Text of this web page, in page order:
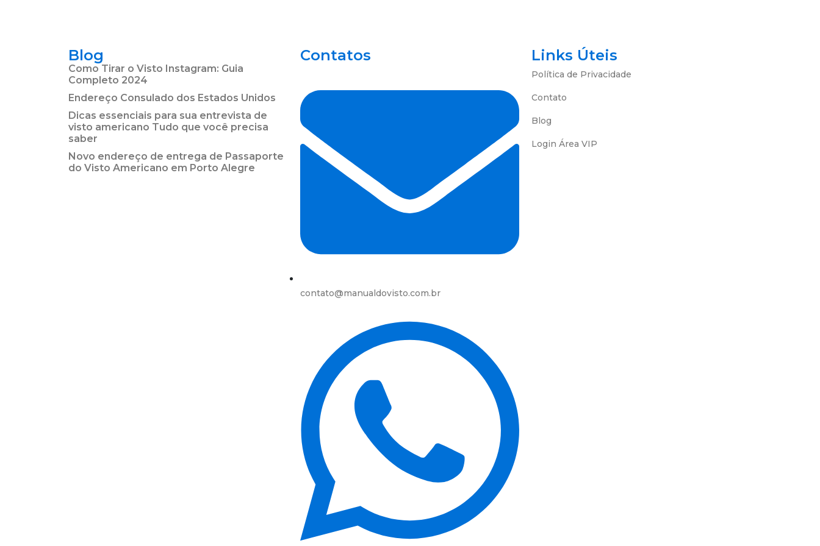
Blog
Como Tirar o Visto Instagram: Guia
Completo 2024
Endereço Consulado dos Estados Unidos
Dicas essenciais para sua entrevista de
visto americano Tudo que você precisa
saber
Novo endereço de entrega de Passaporte
do Visto Americano em Porto Alegre
Contatos
contato@manualdovisto.com.br
Links Úteis
Política de Privacidade
Contato
Blog
Login Área VIP